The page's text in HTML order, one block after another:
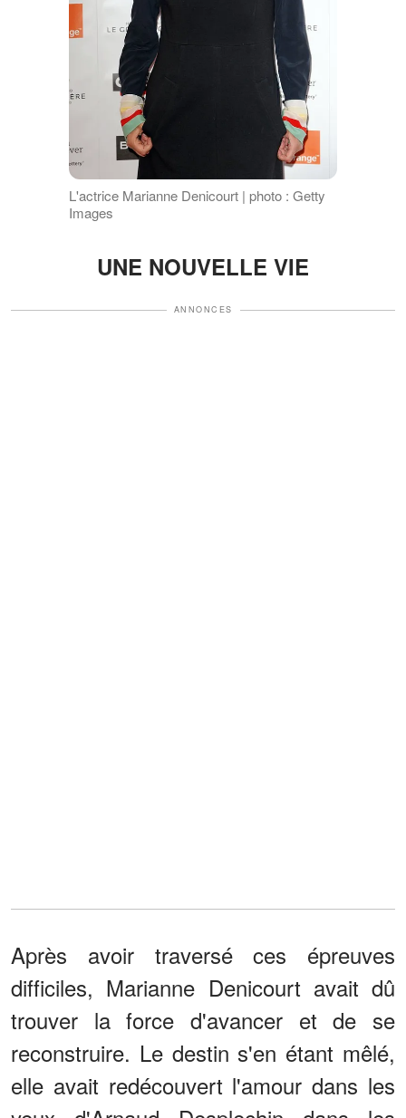
L'actrice Marianne Denicourt | photo : Getty
Images
UNE NOUVELLE VIE
ANNONCES
Après avoir traversé ces épreuves
difficiles, Marianne Denicourt avait dû
trouver la force d'avancer et de se
reconstruire. Le destin s'en étant mêlé,
elle avait redécouvert l'amour dans les